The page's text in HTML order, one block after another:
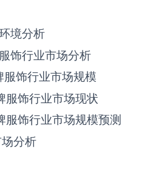
境分析
饰行业市场分析
服饰行业市场规模
服饰行业市场现状
服饰行业市场规模预测
分析